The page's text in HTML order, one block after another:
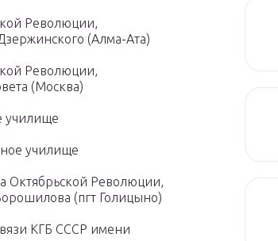
Революции,
(Алма-Ата)
Революции,
(Москва)
училище
училище
Октябрьской Революции,
(пгт Голицыно)
КГБ СССР имени